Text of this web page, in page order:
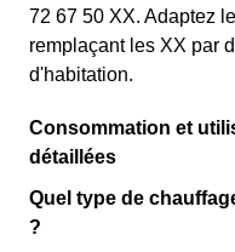
72 67 50 XX. Adaptez
remplaçant les XX par
d'habitation.
Consommation et
détaillées
Quel type de
?